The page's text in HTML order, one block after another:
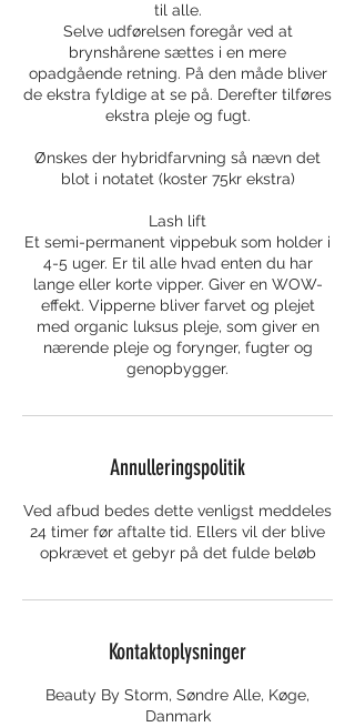
til alle.
Selve udførelsen foregår ved at
brynshårene sættes i en mere
opadgående retning. På den måde bliver
de ekstra fyldige at se på. Derefter tilføres
ekstra pleje og fugt.
Ønskes der hybridfarvning så nævn det
blot i notatet (koster 75kr ekstra)
Lash lift
Et semi-permanent vippebuk som holder i
4-5 uger. Er til alle hvad enten du har
lange eller korte vipper. Giver en WOW-
effekt. Vipperne bliver farvet og plejet
med organic luksus pleje, som giver en
nærende pleje og forynger, fugter og
genopbygger.
Annulleringspolitik
Ved afbud bedes dette venligst meddeles
24 timer før aftalte tid. Ellers vil der blive
opkrævet et gebyr på det fulde beløb
Kontaktoplysninger
Beauty By Storm, Søndre Alle, Køge,
Danmark